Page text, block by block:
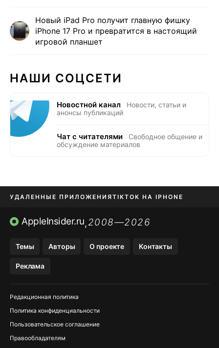
Новый iPad Pro получит главную фишку
iPhone 17 Pro и превратится в настоящий
игровой планшет
НАШИ СОЦСЕТИ
Новостной канал
Новости, статьи и
анонсы публикаций
Чат с читателями
Свободное общение и
обсуждение материалов
УДАЛЕННЫЕ ПРИЛОЖЕНИЯTIKTOK НА IPHONE
ПРИЛОЖЕНИЯ БЕЗ APP STORE
AppleInsider.ru,2008—2026
Темы Авторы О проекте Контакты
Реклама
Редакционная политика
Политика конфиденциальности
Пользовательское соглашение
Правообладателям